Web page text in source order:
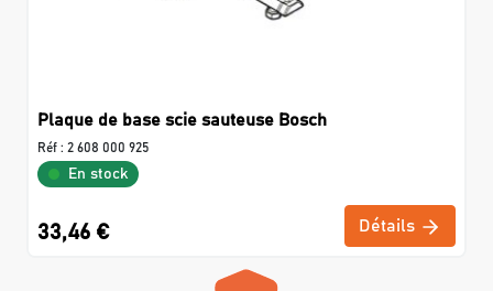
Plaque de base scie sauteuse Bosch
Réf : 2 608 000 925
En stock
33,46 € Détails